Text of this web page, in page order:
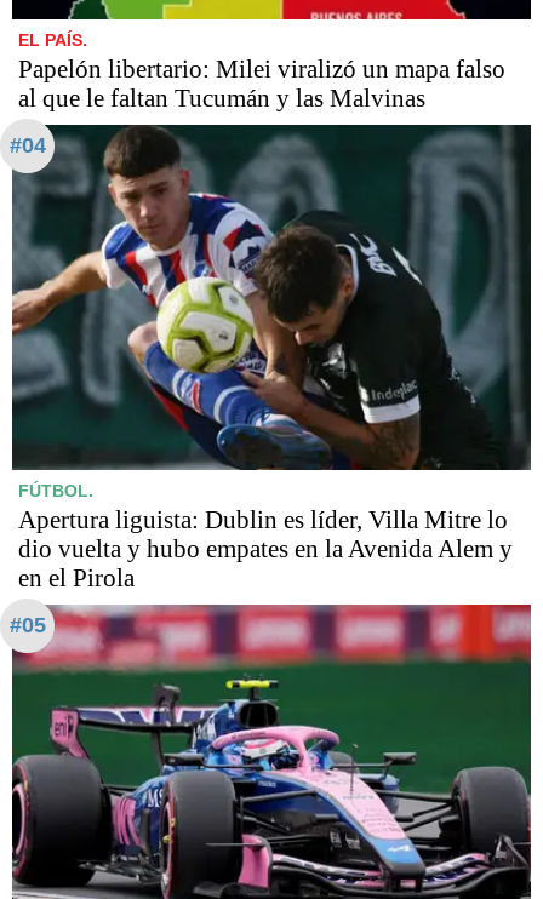
EL PAÍS.
Papelón libertario: Milei viralizó un mapa falso
al que le faltan Tucumán y las Malvinas
#04
FÚTBOL.
Apertura liguista: Dublin es líder, Villa Mitre lo
dio vuelta y hubo empates en la Avenida Alem y
en el Pirola
#05